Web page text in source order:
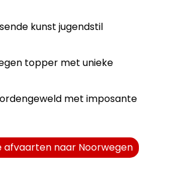
kunst jugendstil
topper met unieke
met imposante
afvaarten naar Noorwegen